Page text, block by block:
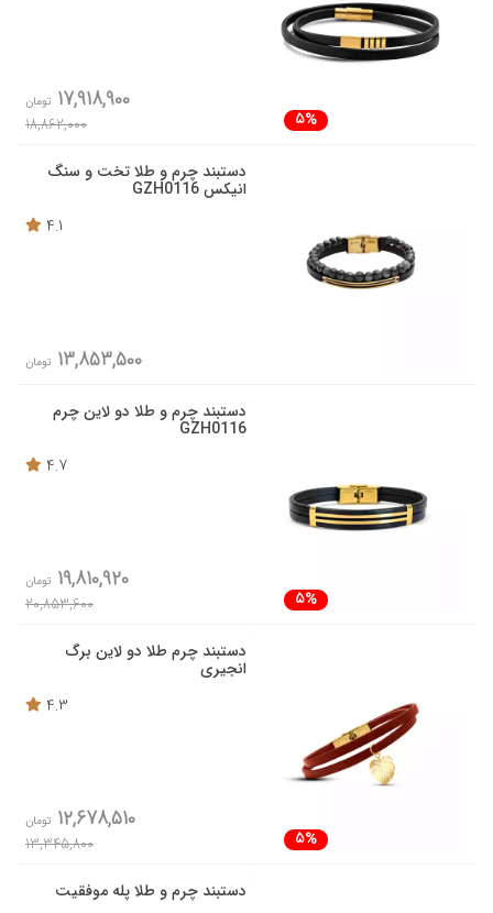
5%
17,918,900 تومان
18,862,000
دستبند چرم و طلا تخت و سنگ
انیکس GZH0116
4.1
13,853,500 تومان
دستبند چرم و طلا دو لاین چرم
GZH0116
4.7
5%
19,810,920 تومان
20,853,600
دستبند چرم طلا دو لاین برگ
انجیری
4.3
5%
12,678,510 تومان
13,345,800
دستبند چرم و طلا پله موفقیت